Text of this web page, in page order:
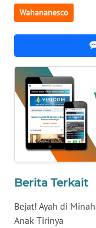
Wahananesco
Berita Terkait
Bejat! Ayah di
Anak Tirinya
WN
BABEL
WN
SUMBAR
WN
SUMSEL
WN
LAMPUNG